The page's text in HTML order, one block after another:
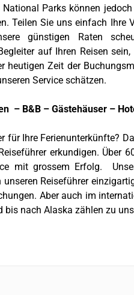
Parks können
Teilen Sie uns einfach Ihre
günstigen Raten
auf Ihren Reisen
heutigen Zeit der
Service schätzen.
– B&B – Gästehäuser –
für Ihre Ferienunterkünfte?
erkundigen. Über
mit grossem Erfolg.
Reiseführer
Aber auch im
bis nach Alaska zählen zu